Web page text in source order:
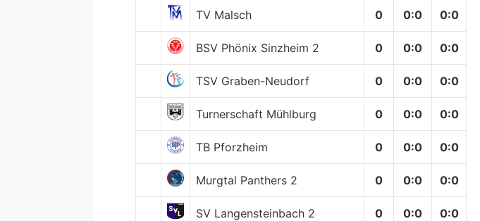
TV Malsch 0 0:0 0:0
BSV Phönix Sinzheim 2 0 0:0 0:0
TSV Graben-Neudorf 0 0:0 0:0
Turnerschaft Mühlburg 0 0:0 0:0
TB Pforzheim 0 0:0 0:0
Murgtal Panthers 2 0 0:0 0:0
SV Langensteinbach 2 0 0:0 0:0